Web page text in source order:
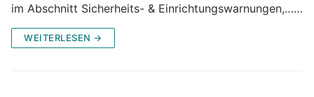
im Abschnitt Sicherheits- & Einrichtungswarnungen,……
WEITERLESEN →